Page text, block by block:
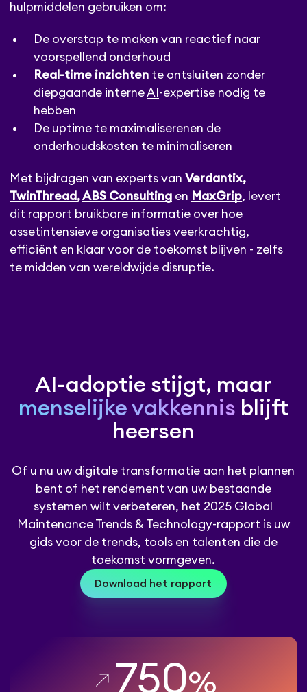
hulpmiddelen gebruiken om:
De overstap te maken van reactief naar
voorspellend onderhoud
Real-time inzichten te ontsluiten zonder
diepgaande interneAI -expertise nodig te
hebben
De uptime te maximaliserenen de
onderhoudskosten te minimaliseren
Met bijdragen van experts vanVerdantix,
TwinThread,ABS Consulting en MaxGrip, levert
dit rapport bruikbare informatie over hoe
assetintensieve organisaties veerkrachtig,
efficiënt en klaar voor de toekomst blijven - zelfs
te midden van wereldwijde disruptie.
AI-adoptie stijgt, maar
menselijke vakkennis blijft
heersen
Of u nu uw digitale transformatie aan het plannen
bent of het rendement van uw bestaande
systemen wilt verbeteren, het 2025 Global
Maintenance Trends & Technology-rapport is uw
gids voor de trends, tools en talenten die de
toekomst vormgeven.
Download het rapport
750%